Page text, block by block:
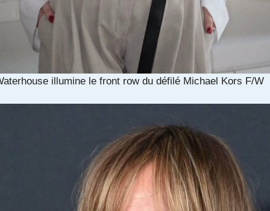
illumine le front row du défilé Michael Kors F/W